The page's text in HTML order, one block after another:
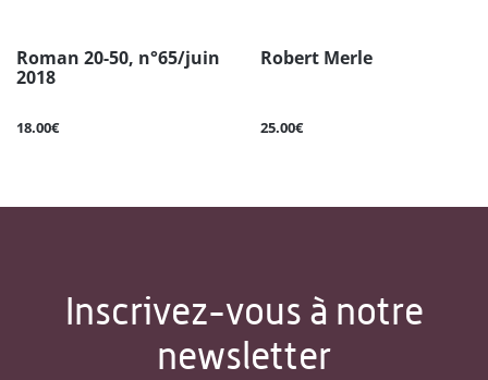
Roman 20-50, n°65/juin
2018
18.00€
Robert Merle
25.00€
Inscrivez-vous à notre
newsletter